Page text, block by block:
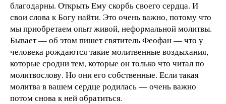
благодарны. Открыть Ему скорбь своего сердца. И
свои слова к Богу найти. Это очень важно, потому что
мы приобретаем опыт живой, неформальной молитвы.
Бывает — об этом пишет святитель Феофан — что у
человека рождаются такие молитвенные воздыхания,
которые сродни тем, которые он только что читал по
молитвослову. Но они его собственные. Если такая
молитва в вашем сердце родилась — очень важно
потом снова к ней обратиться.